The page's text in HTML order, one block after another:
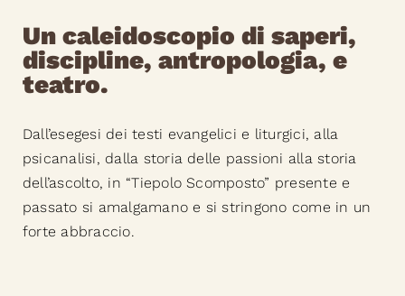
Un caleidoscopio di saperi,
discipline, antropologia, e
teatro.
Dall’esegesi dei testi evangelici e liturgici, alla
psicanalisi, dalla storia delle passioni alla storia
dell’ascolto, in “Tiepolo Scomposto” presente e
passato si amalgamano e si stringono come in un
forte abbraccio.